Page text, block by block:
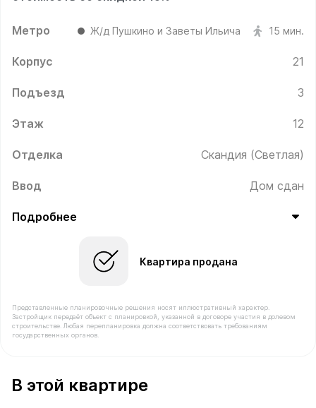
Метро Ж/д Пушкино и Заветы Ильича 15 мин.
Корпус 21
Подъезд 3
Этаж 12
Отделка Скандия (Светлая)
Ввод Дом сдан
Подробнее
Квартира продана
Представленные планировочные решения носят иллюстративный характер.
Застройщик передаёт объект с планировкой, указанной в договоре участия в долевом
строительстве. Любая перепланировка должна соответствовать требованиям
государственных органов.
В этой квартире